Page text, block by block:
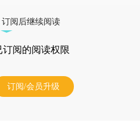
阅后继续阅读
订阅的阅读权限
订阅/会员升级